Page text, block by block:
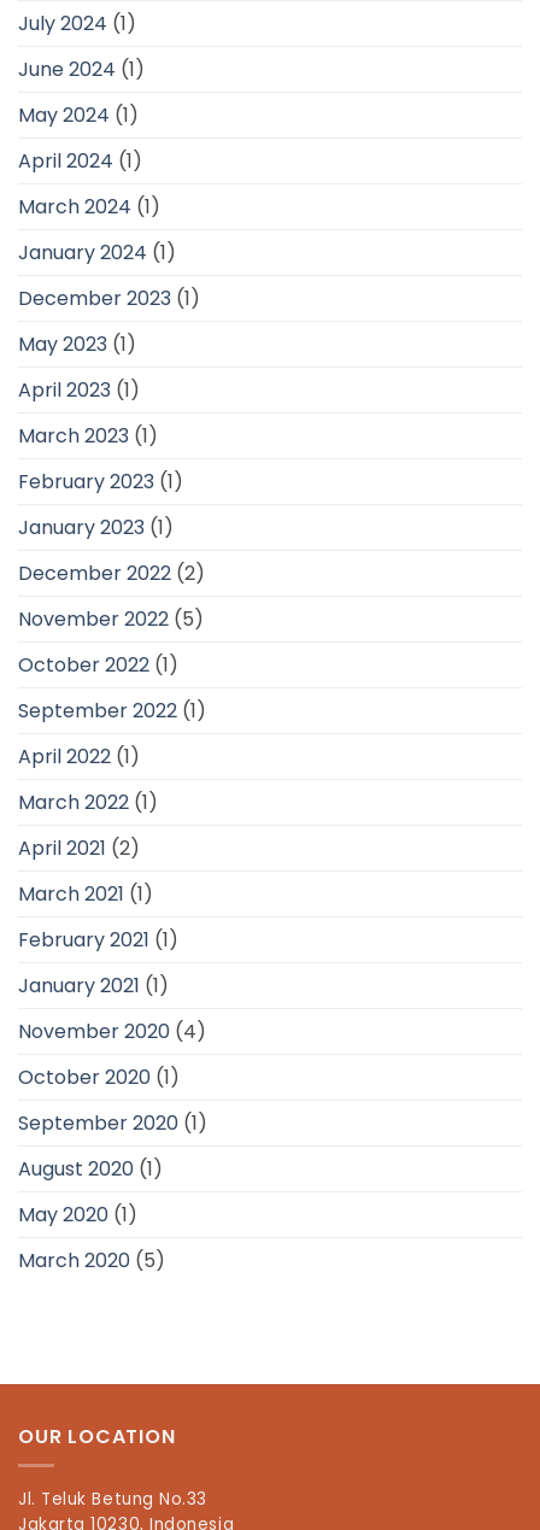
July 2024 (1)
June 2024 (1)
May 2024 (1)
April 2024 (1)
March 2024 (1)
January 2024 (1)
December 2023 (1)
May 2023 (1)
April 2023 (1)
March 2023 (1)
February 2023 (1)
January 2023 (1)
December 2022 (2)
November 2022 (5)
October 2022 (1)
September 2022 (1)
April 2022 (1)
March 2022 (1)
April 2021 (2)
March 2021 (1)
February 2021 (1)
January 2021 (1)
November 2020 (4)
October 2020 (1)
September 2020 (1)
August 2020 (1)
May 2020 (1)
March 2020 (5)
OUR LOCATION
Jl. Teluk Betung No.33
Jakarta 10230, Indonesia